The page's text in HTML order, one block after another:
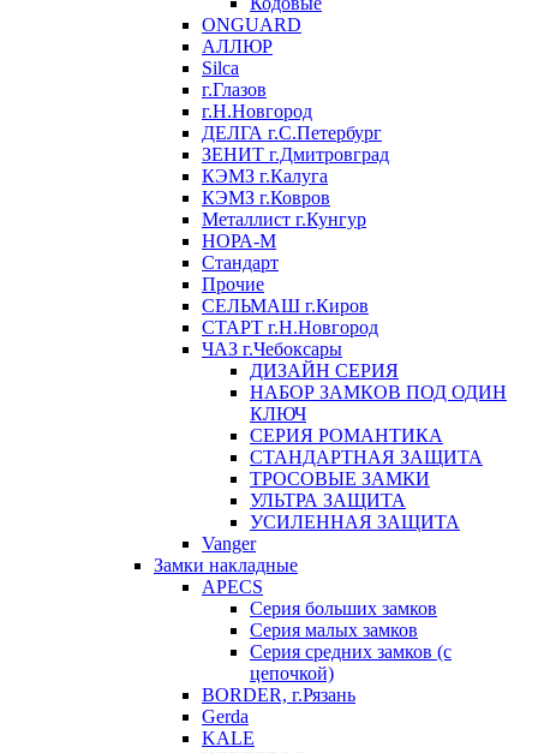
ONGUARD
АЛЛЮР
Silca
г.Глазов
г.Н.Новгород
ДЕЛГА г.С.Петербург
ЗЕНИТ г.Дмитровград
КЭМЗ г.Калуга
КЭМЗ г.Ковров
Металлист г.Кунгур
НОРА-М
Стандарт
Прочие
СЕЛЬМАШ г.Киров
СТАРТ г.Н.Новгород
ЧАЗ г.Чебоксары
ДИЗАЙН СЕРИЯ
НАБОР ЗАМКОВ ПОД ОДИН
КЛЮЧ
СЕРИЯ РОМАНТИКА
СТАНДАРТНАЯ ЗАЩИТА
ТРОСОВЫЕ ЗАМКИ
УЛЬТРА ЗАЩИТА
УСИЛЕННАЯ ЗАЩИТА
Vanger
Замки накладные
APECS
Серия больших замков
Серия малых замков
Серия средних замков (с
цепочкой)
BORDER, г.Рязань
Gerda
KALE